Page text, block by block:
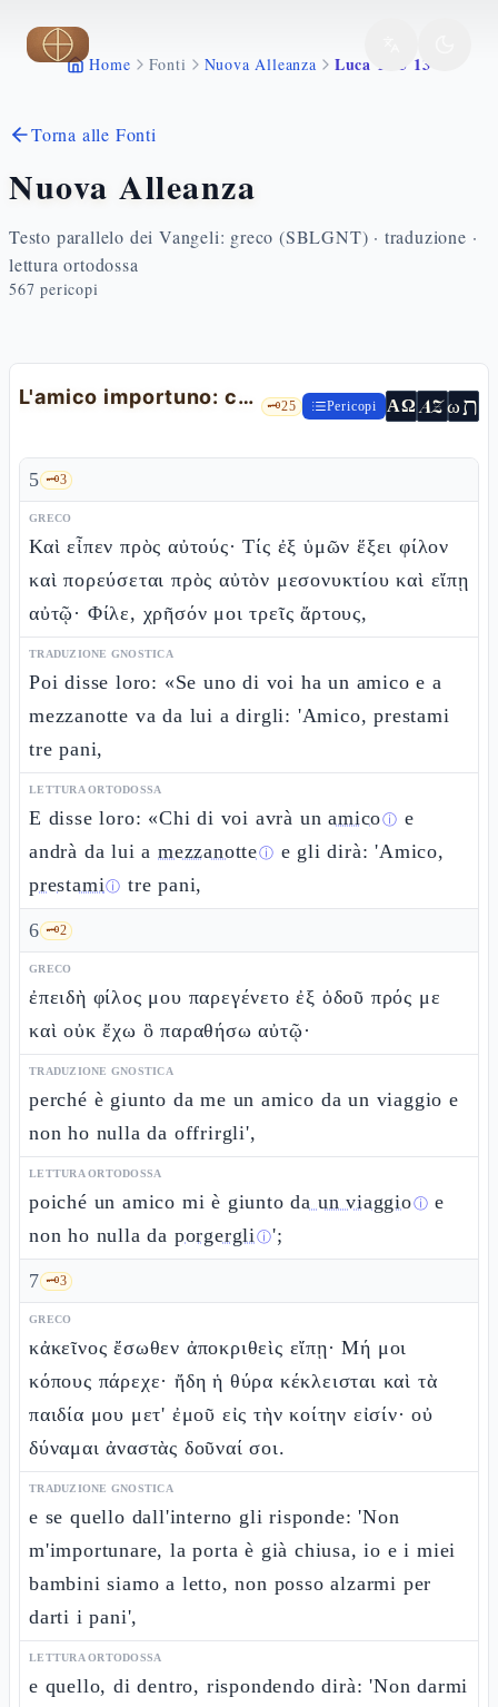
Vai al contenuto principale
Home Fonti Nuova Alleanza Luca 11 5 13
Torna alle Fonti
Nuova Alleanza
Testo parallelo dei Vangeli: greco (SBLGNT) · traduzione ·
lettura ortodossa
567 pericopi
L'amico importuno: chiedete e vi sarà dato 🗝️25 Pericopi ΑΩ AZωת
5 🗝️3
GRECO
Καὶ εἶπεν πρὸς αὐτούς· Τίς ἐξ ὑμῶν ἕξει φίλον
καὶ πορεύσεται πρὸς αὐτὸν μεσονυκτίου καὶ εἴπῃ
αὐτῷ· Φίλε, χρῆσόν μοι τρεῖς ἄρτους,
TRADUZIONE GNOSTICA
Poi disse loro: «Se uno di voi ha un amico e a
mezzanotte va da lui a dirgli: 'Amico, prestami
tre pani,
LETTURA ORTODOSSA
E disse loro: «Chi di voi avrà unamicoⓘ e
andrà da lui amezzanotteⓘ e gli dirà: 'Amico,
prestamiⓘ tre pani,
6 🗝️2
GRECO
ἐπειδὴ φίλος μου παρεγένετο ἐξ ὁδοῦ πρός με
καὶ οὐκ ἔχω ὃ παραθήσω αὐτῷ·
TRADUZIONE GNOSTICA
perché è giunto da me un amico da un viaggio e
non ho nulla da offrirgli',
LETTURA ORTODOSSA
poiché un amico mi è giuntoda un viaggioⓘ e
non ho nulla da porgergliⓘ';
7 🗝️3
GRECO
κἀκεῖνος ἔσωθεν ἀποκριθεὶς εἴπῃ· Μή μοι
κόπους πάρεχε· ἤδη ἡ θύρα κέκλεισται καὶ τὰ
παιδία μου μετ' ἐμοῦ εἰς τὴν κοίτην εἰσίν· οὐ
δύναμαι ἀναστὰς δοῦναί σοι.
TRADUZIONE GNOSTICA
e se quello dall'interno gli risponde: 'Non
m'importunare, la porta è già chiusa, io e i miei
bambini siamo a letto, non posso alzarmi per
darti i pani',
LETTURA ORTODOSSA
e quello, di dentro, rispondendo dirà: 'Non darmi